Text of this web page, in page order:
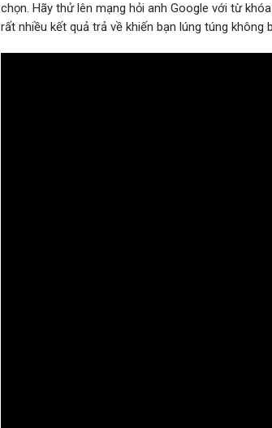
chọn. Hãy thử lên mạng hỏi anh Google với từ
rất nhiều kết quả trả về khiến bạn lúng túng